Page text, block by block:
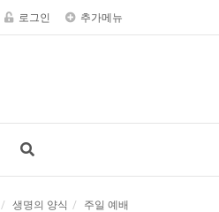
로그인 추가메뉴
생명의 양식 주일 예배